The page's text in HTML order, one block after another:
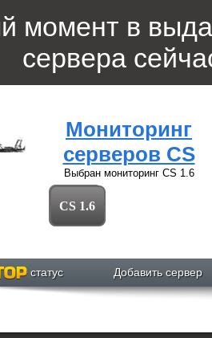
момент в
сервера
Мониторинг
серверов CS
Выбран мониторинг CS 1.6
CS 1.6
статус Добавить сервер